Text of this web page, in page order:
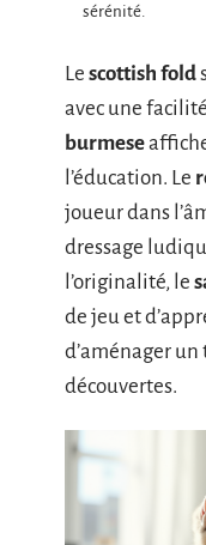
sérénité.
Le scottish fold
avec une
burmese
l’éducation. Le
joueur dans
dressage
l’originalité, le
de jeu et
d’aménager
découvertes.